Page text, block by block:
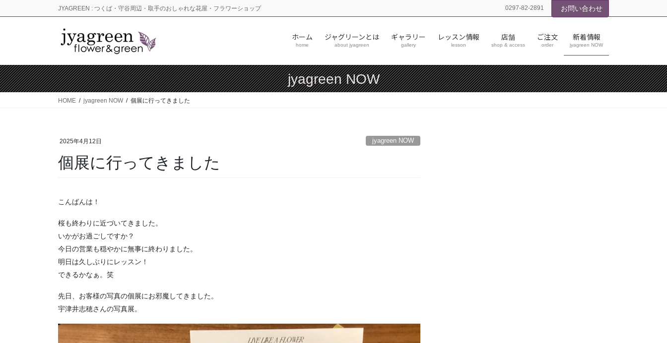
ン
に
移
動
ビ
ョ
ン
に
JYAGREEN : つくば・守谷周辺・取手のおしゃれな花屋・フラワーショップ 0297-82-2891 お問い合わせ
ホーム
home
ジャグリーンとは
about jyagreen
ギャラリー
gallery
レッスン情報
lesson
店舗
shop & access
ご注文
order
新着情報
jyagreen NOW
jyagreen NOW
HOME jyagreen NOW 個展に行ってきました
2025年4月12日 jyagreen NOW
個展に行ってきました
こんばんは！
桜も終わりに近づいてきました。
いかがお過ごしですか？
今日の営業も穏やかに無事に終わりました。
明日は久しぶりにレッスン！
できるかなぁ。笑
先日、お客様の写真の個展にお邪魔してきました。
宇津井志穂さんの写真展。